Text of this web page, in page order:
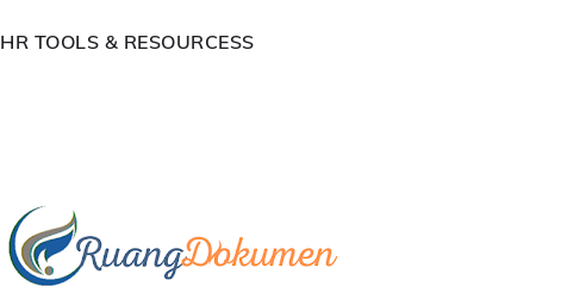
HR TOOLS & RESOURCESS